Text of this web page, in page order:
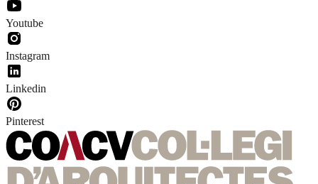
Youtube
Instagram
Linkedin
Pinterest